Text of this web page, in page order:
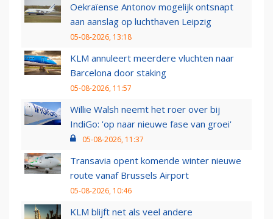
Oekraïense Antonov mogelijk ontsnapt
aan aanslag op luchthaven Leipzig
05-08-2026, 13:18
KLM annuleert meerdere vluchten naar
Barcelona door staking
05-08-2026, 11:57
Willie Walsh neemt het roer over bij
IndiGo: 'op naar nieuwe fase van groei'
05-08-2026, 11:37
Transavia opent komende winter nieuwe
route vanaf Brussels Airport
05-08-2026, 10:46
KLM blijft net als veel andere